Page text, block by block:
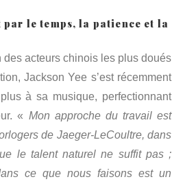
le temps, la patience et la
des acteurs chinois les plus doués
Jackson Yee s’est récemment
à sa musique, perfectionnant
« Mon approche du travail est
de Jaeger-LeCoultre, dans
le talent naturel ne suffit pas ;
ce que nous faisons est un